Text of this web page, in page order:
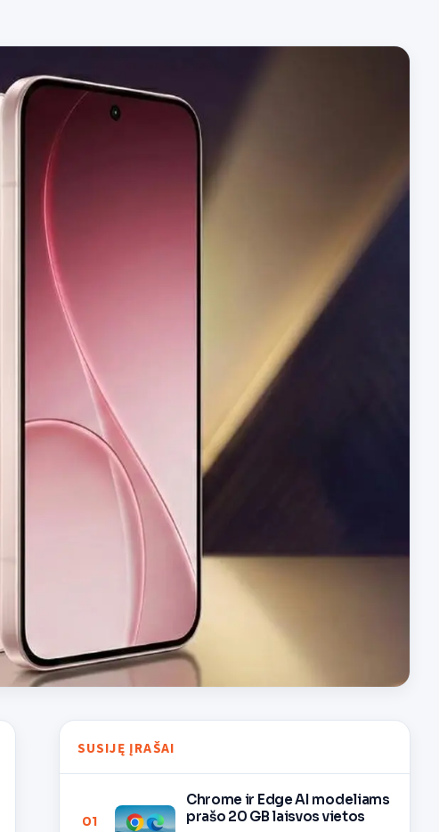
SUSIJĘ ĮRAŠAI
01
Chrome ir Edge AI modeliams
prašo 20 GB laisvos vietos